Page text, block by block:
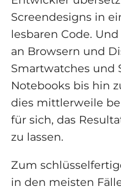
Screendesigns in
lesbaren Code.
an Browsern und
Smartwatches und
Notebooks bis hin
dies mittlerweile
für sich, das
zu lassen.
Zum
in den meisten